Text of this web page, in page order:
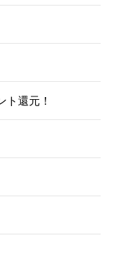
ト還元！